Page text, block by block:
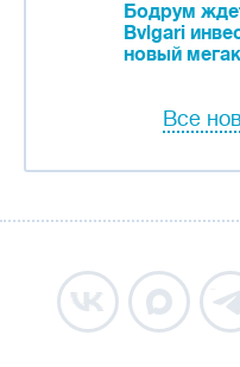
Бодрум
Bvlgari
новый
Все